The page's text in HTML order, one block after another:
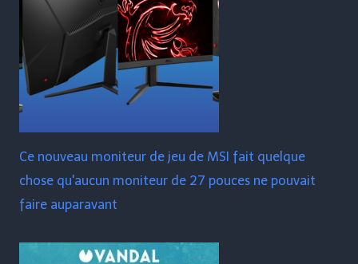
Ce nouveau moniteur de jeu de MSI fait quelque
chose qu'aucun moniteur de 27 pouces ne pouvait
faire auparavant